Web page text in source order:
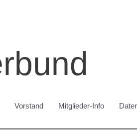
Vorstand Mitglieder-Info